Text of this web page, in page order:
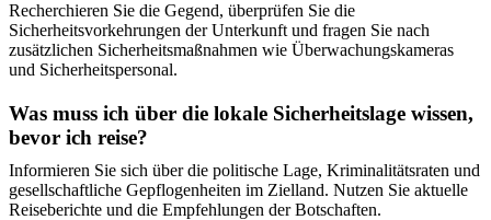
Recherchieren Sie die Gegend, überprüfen Sie die
Sicherheitsvorkehrungen der Unterkunft und fragen Sie nach
zusätzlichen Sicherheitsmaßnahmen wie Überwachungskameras
und Sicherheitspersonal.
Was muss ich über die lokale Sicherheitslage wissen,
bevor ich reise?
Informieren Sie sich über die politische Lage, Kriminalitätsraten und
gesellschaftliche Gepflogenheiten im Zielland. Nutzen Sie aktuelle
Reiseberichte und die Empfehlungen der Botschaften.